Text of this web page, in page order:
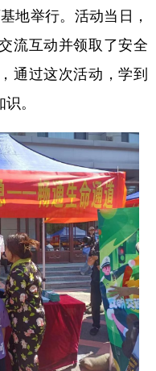
健康 军事
金融
银龄 溯源中国
能源 会展
时尚 悦读
亚太网 上市公司
地举行。活动当日，
流互动并领取了安全
通过这次活动，学到
。